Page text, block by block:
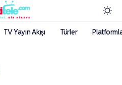
TV Yayın Akışı Türler